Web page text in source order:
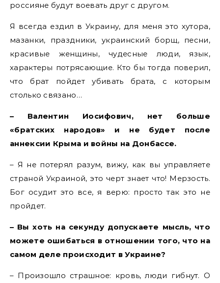
россияне будут воевать друг с другом.
Я всегда ездил в Украину, для меня это хутора,
мазанки, праздники, украинский борщ, песни,
красивые женщины, чудесные люди, язык,
характеры потрясающие. Кто бы тогда поверил,
что брат пойдет убивать брата, с которым
столько связано…
– Валентин Иосифович, нет больше
«братских народов» и не будет после
аннексии Крыма и войны на Донбассе.
– Я не потерял разум, вижу, как вы управляете
страной Украиной, это черт знает что! Мерзость.
Бог осудит это все, я верю: просто так это не
пройдет.
– Вы хоть на секунду допускаете мысль, что
можете ошибаться в отношении того, что на
самом деле происходит в Украине?
– Произошло страшное: кровь, люди гибнут. О